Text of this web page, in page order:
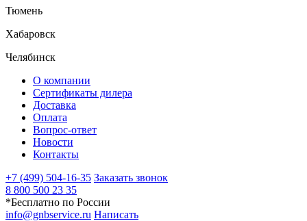
Тюмень
Хабаровск
Челябинск
О компании
Сертификаты дилера
Доставка
Оплата
Вопрос-ответ
Новости
Контакты
+7 (499) 504-16-35 Заказать звонок
8 800 500 23 35
*Бесплатно по России
info@gnbservice.ru Написать